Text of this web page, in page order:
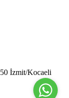
İzmit/Kocaeli